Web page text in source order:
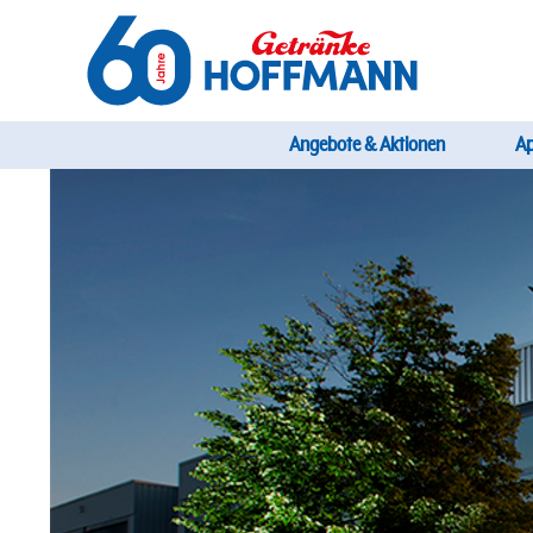
Startseite Getränke Hoffmann
Angebote & Aktionen